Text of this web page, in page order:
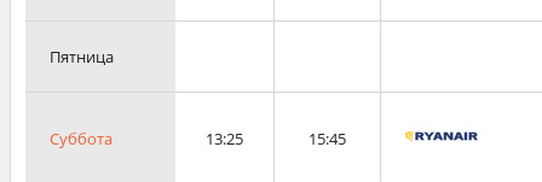
Пятница
Суббота 13:25 15:45